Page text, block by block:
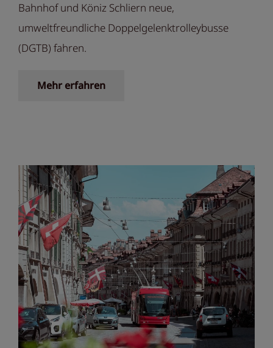
Bahnhof und Köniz Schliern neue,
umweltfreundliche Doppelgelenktrolleybusse
(DGTB) fahren.
Mehr erfahren